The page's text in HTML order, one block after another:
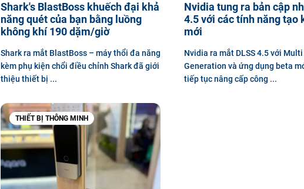
Shark's BlastBoss khuếch đại khả
năng quét của bạn bằng luồng
không khí 190 dặm/giờ
Shark ra mắt BlastBoss – máy thổi đa năng
kèm phụ kiện chổi điều chỉnh Shark đã giới
thiệu thiết bị ...
Nvidia tung ra bản cập
4.5 với các tính năng tạo
mới
Nvidia ra mắt DLSS 4.5 với
Generation và ứng dụng beta
tiếp tục nâng cấp công ...
THIẾT BỊ THÔNG MINH